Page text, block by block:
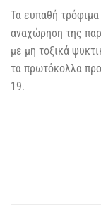
Τα ευπαθή τρόφιμα
αναχώρηση της
με μη τοξικά
τα πρωτόκολλα
19.